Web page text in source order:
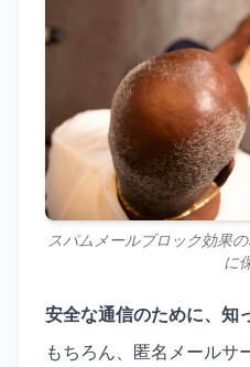
スパムメールブロック効果
に
安全な通信のために、知
もちろん、匿名メールサ